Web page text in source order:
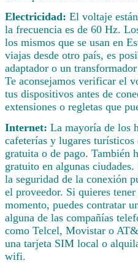
Electricidad: El voltaje
la frecuencia es de 60 Hz.
los mismos que se usan en
viajas desde otro país, es
adaptador o un
Te aconsejamos verificar el
tus dispositivos antes de
extensiones o regletas que
Internet: La mayoría de los
cafeterías y lugares
gratuita o de pago. También
gratuito en algunas
la seguridad de la conexión
el proveedor. Si quieres
momento, puedes contratar
alguna de las compañías
como Telcel, Movistar o
una tarjeta SIM local o
wifi.